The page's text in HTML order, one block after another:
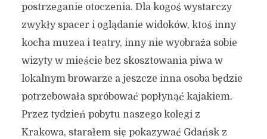
postrzeganie otoczenia. Dla kogoś wystarczy
zwykły spacer i oglądanie widoków, ktoś inny
kocha muzea i teatry, inny nie wyobraża sobie
wizyty w mieście bez skosztowania piwa w
lokalnym browarze a jeszcze inna osoba będzie
potrzebowała spróbować popłynąć kajakiem.
Przez tydzień pobytu naszego kolegi z
Krakowa, starałem się pokazywać Gdańsk z